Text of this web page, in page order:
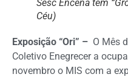
Sesc Encena tem
Céu)
Exposição “Ori” – O Mês
Coletivo Enegrecer a
novembro o MIS com a